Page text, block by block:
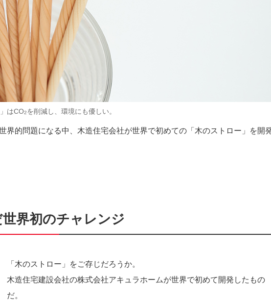
はCO2を削減し、環境にも優しい。
界的問題になる中、木造住宅会社が世界で初めての「木のストロー」を開
界初のチャレンジ
「木のストロー」をご存じだろうか。
木造住宅建設会社の株式会社アキュラホームが世界で初めて開発したもの
だ。